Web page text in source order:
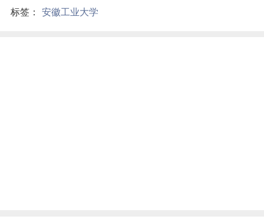
标签： 安徽工业大学